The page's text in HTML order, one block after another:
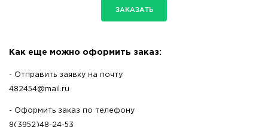
ЗАКАЗАТЬ
Как еще можно оформить заказ:
- Отправить заявку на почту
482454@mail.ru
- Оформить заказ по телефону
8(3952)48-24-53